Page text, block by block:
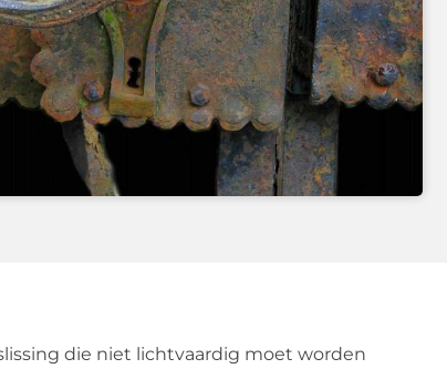
die niet lichtvaardig moet worden